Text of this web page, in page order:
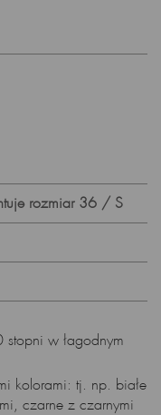
172
rozmiar 36 / S
stopni w łagodnym
kolorami: tj. np. białe
czarne z czarnymi